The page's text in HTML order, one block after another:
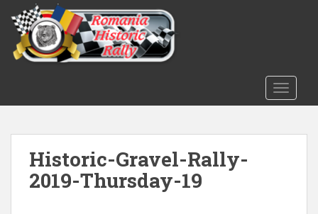
m
Historic-Gravel-Rally-
2019-Thursday-19